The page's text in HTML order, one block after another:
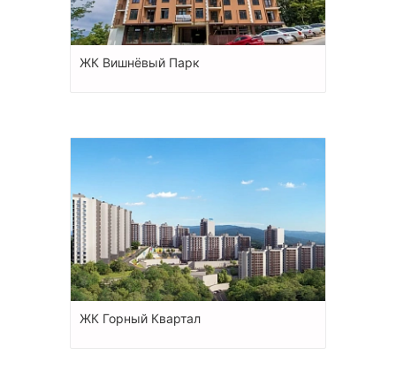
ЖК Вишнёвый Парк
ЖК Горный Квартал